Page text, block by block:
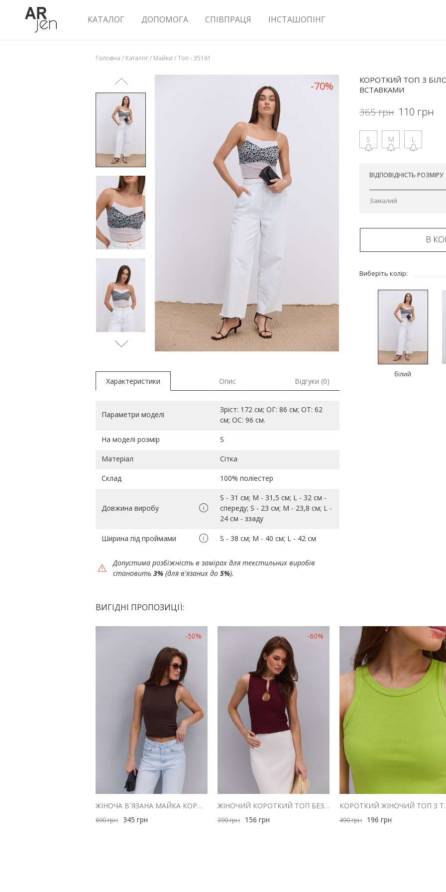
КАТАЛОГ ДОПОМОГА СПІВПРАЦЯ ІНСТАШОПІНГ
Головна / Каталог/ Майки /Топ - 35161
КОРОТКИЙ ТОП З
ВСТАВКАМИ
365грн 110 грн
S M L
ВІДПОВІДНІСТЬ РОЗМІРУ
Замалий
В
Виберіть колір:
білий
-70%
Характеристики Опис Відгуки (0)
Параметри моделі
Зріст: 172 см; ОГ: 86 см; ОТ: 62
см; ОС: 96 см.
На моделі розмір S
Матеріал Сітка
Склад 100% поліестер
Довжина виробу
S - 31 см; M - 31,5 см; L - 32 см -
спереду; S - 23 см; M - 23,8 см; L -
24 см - ззаду
Ширина під проймами S - 38 см; M - 40 см; L - 42 см
Допустима розбіжність в замірах для текстильних виробів
становить 3% (для в'язаних до 5%).
ВИГІДНІ ПРОПОЗИЦІЇ:
-50%
ЖІНОЧА В`ЯЗАНА МАЙКА КОРИЧНЕВА З ЗАКРУЧЕНИМИ КРАЯМИ
690грн 345 грн
-60%
ЖІНОЧИЙ КОРОТКИЙ ТОП БЕЗ РУКАВІВ БОРДОВИЙ З ВИРІЗОМ НА ҐУДЗИКАХ
390грн 156 грн
-60%
КОРОТКИЙ
490грн 196 грн